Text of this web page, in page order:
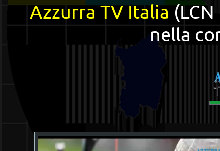
Azzurra TV Italia(LCN
nella